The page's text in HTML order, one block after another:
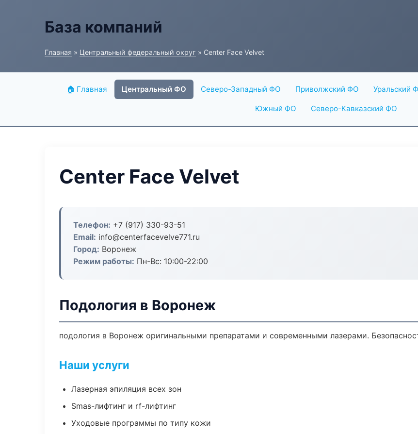
База компаний
Главная » Центральный федеральный округ » Center Face Velvet
🏠 Главная Центральный ФО Северо-Западный ФО Приволжский ФО Уральский
Южный ФО Северо-Кавказский ФО
Center Face Velvet
Телефон: +7 (917) 330-93-51
Email: info@centerfacevelve771.ru
Город: Воронеж
Режим работы: Пн-Вс: 10:00-22:00
Подология в Воронеж
подология в Воронеж оригинальными препаратами и современными лазерами.
Наши услуги
Лазерная эпиляция всех зон
Smas-лифтинг и rf-лифтинг
Уходовые программы по типу кожи